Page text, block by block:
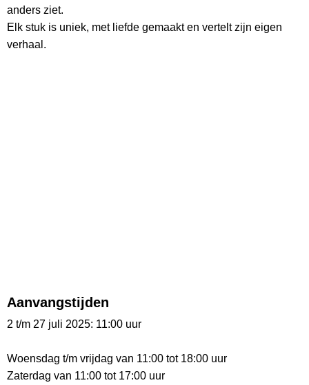
anders ziet.
Elk stuk is uniek, met liefde gemaakt en vertelt zijn eigen
verhaal.
Aanvangstijden
2 t/m 27 juli 2025: 11:00 uur
Woensdag t/m vrijdag van 11:00 tot 18:00 uur
Zaterdag van 11:00 tot 17:00 uur